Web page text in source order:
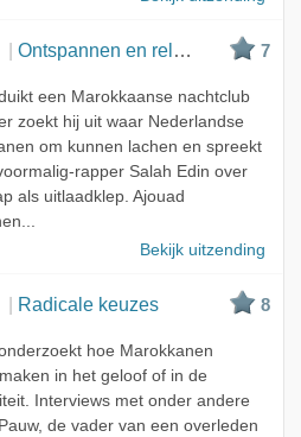
Ontspannen en relativeren 7
een Marokkaanse nachtclub
zoekt hij uit waar Nederlandse
om kunnen lachen en spreekt
rapper Salah Edin over
als uitlaadklep. Ajouad
Bekijk uitzending
Radicale keuzes 8
hoe Marokkanen
in het geloof of in de
Interviews met onder andere
de vader van een overleden